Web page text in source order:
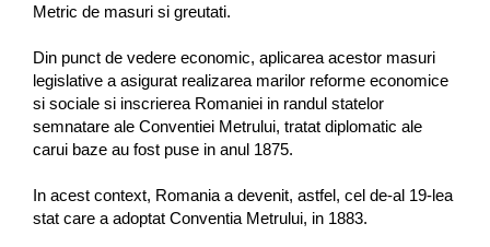
Metric de masuri si greutati.
Din punct de vedere economic, aplicarea acestor masuri
legislative a asigurat realizarea marilor reforme economice
si sociale si inscrierea Romaniei in randul statelor
semnatare ale Conventiei Metrului, tratat diplomatic ale
carui baze au fost puse in anul 1875.
In acest context, Romania a devenit, astfel, cel de-al 19-lea
stat care a adoptat Conventia Metrului, in 1883.